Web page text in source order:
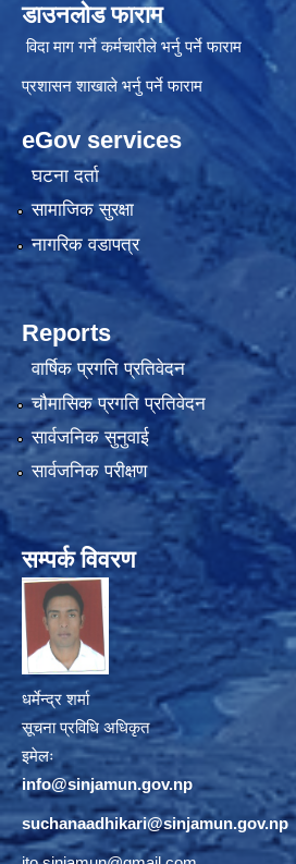
डाउनलोड फाराम
विदा माग गर्ने कर्मचारीले भर्नु पर्ने फाराम
प्रशासन शाखाले भर्नु पर्ने फाराम
eGov services
घटना दर्ता
सामाजिक सुरक्षा
नागरिक वडापत्र
Reports
वार्षिक प्रगति प्रतिवेदन
चौमासिक प्रगति प्रतिवेदन
सार्वजनिक सुनुवाई
सार्वजनिक परीक्षण
सम्पर्क विवरण
धर्मेन्द्र शर्मा
सूचना प्रविधि अधिकृत
इमेलः
info@sinjamun.gov.np
suchanaadhikari@sinjamun.gov.np